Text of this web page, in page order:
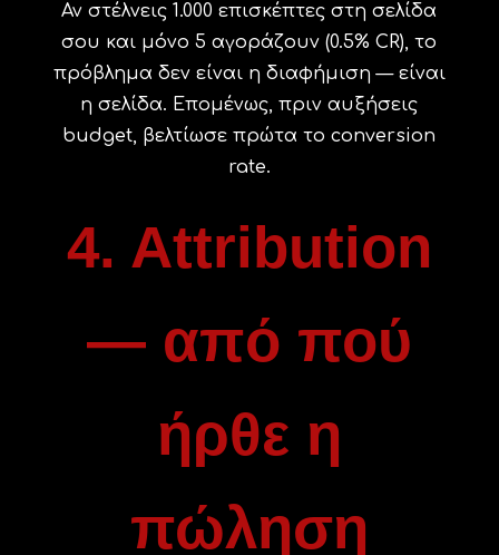
Αν στέλνεις 1.000 επισκέπτες στη σελίδα
σου και μόνο 5 αγοράζουν (0.5% CR), το
πρόβλημα δεν είναι η διαφήμιση — είναι
η σελίδα. Επομένως, πριν αυξήσεις
budget, βελτίωσε πρώτα το conversion
rate.
4. Attribution
— από πού
ήρθε η
πώληση